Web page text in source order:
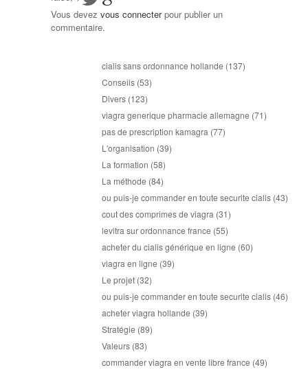
Vous devez vous connecterpour publier un
commentaire.
cialis sans ordonnance hollande (137)
Conseils (53)
Divers (123)
viagra generique pharmacie allemagne (71)
pas de prescription kamagra (77)
L'organisation (39)
La formation (58)
La méthode (84)
ou puis-je commander en toute securite cialis (43)
cout des comprimes de viagra (31)
levitra sur ordonnance france (55)
acheter du cialis générique en ligne (60)
viagra en ligne (39)
Le projet (32)
ou puis-je commander en toute securite cialis (46)
acheter viagra hollande (39)
Stratégie (89)
Valeurs (83)
commander viagra en vente libre france (49)